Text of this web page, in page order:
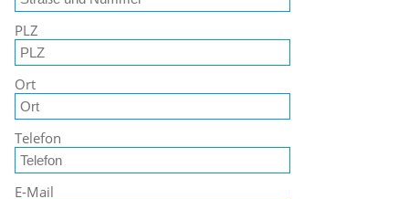
PLZ
Ort
Telefon
E-Mail